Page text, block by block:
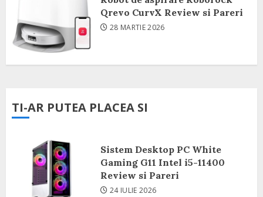
Qrevo CurvX Review si Pareri
28 MARTIE 2026
TI-AR PUTEA PLACEA SI
Sistem Desktop PC White
Gaming G11 Intel i5-11400
Review si Pareri
24 IULIE 2026